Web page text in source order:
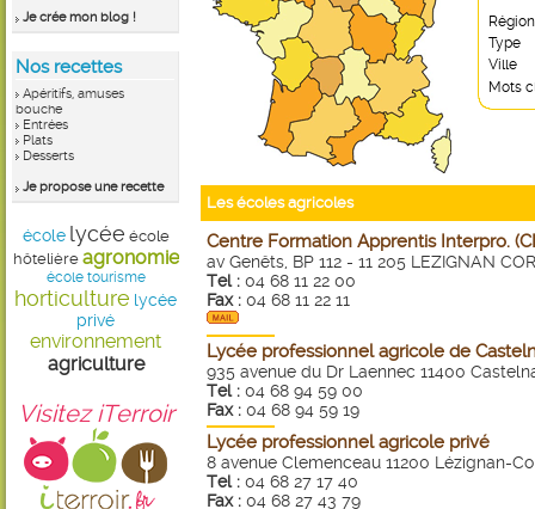
Je crée mon blog !
Nos recettes
Apéritifs, amuses
bouche
Entrées
Plats
Desserts
Je propose une recette
école lycée école
hôtelière agronomie
école tourisme
horticulture lycée
privé
environnement
agriculture
Visitez iTerroir
Région
Type
Ville
Mots
Les écoles agricoles
Centre Formation Apprentis Interpro.
av Genêts, BP 112 - 11 205 LEZIGNAN
Tel : 04 68 11 22 00
Fax : 04 68 11 22 11
Lycée professionnel agricole de
935 avenue du Dr Laennec 11400
Tel : 04 68 94 59 00
Fax : 04 68 94 59 19
Lycée professionnel agricole privé
8 avenue Clemenceau 11200 Lézignan-
Tel : 04 68 27 17 40
Fax : 04 68 27 43 79